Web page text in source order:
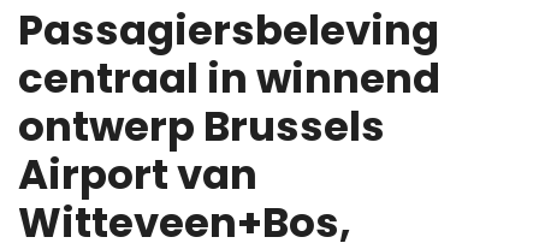
Passagiersbeleving
centraal in winnend
ontwerp Brussels
Airport van
Witteveen+Bos,